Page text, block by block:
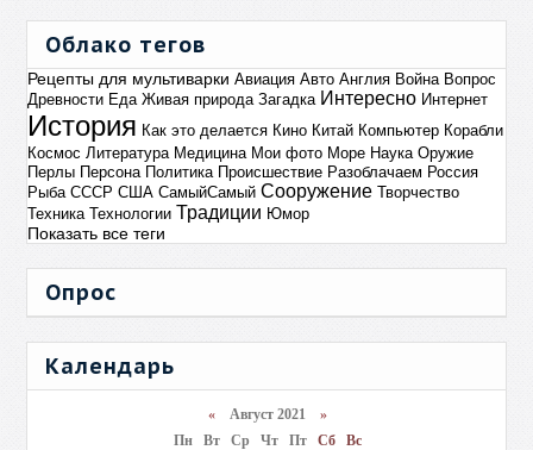
Облако тегов
Рецепты для мультиварки Авиация Авто Англия Война Вопрос
Древности Еда Живая природа Загадка Интересно Интернет
История Как это делается Кино Китай Компьютер Корабли
Космос Литература Медицина Мои фото Море Наука Оружие
Перлы Персона Политика Происшествие Разоблачаем Россия
Рыба СССР США СамыйСамый Сооружение Творчество
Техника Технологии Традиции Юмор
Показать все теги
Опрос
Календарь
«Август 2021 »
Пн
Вт Ср Чт Пт Сб
Вс